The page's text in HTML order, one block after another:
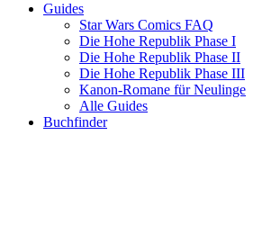
Guides
Star Wars Comics FAQ
Die Hohe Republik Phase I
Die Hohe Republik Phase II
Die Hohe Republik Phase III
Kanon-Romane für Neulinge
Alle Guides
Buchfinder